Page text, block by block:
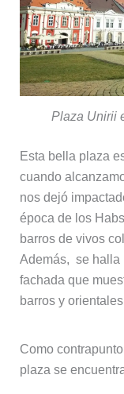
Plaza Unirii
Esta bella plaza
cuando
nos dejó
época de los
barros de vivos
Además, se halla
fachada que
barros y
Como
plaza se